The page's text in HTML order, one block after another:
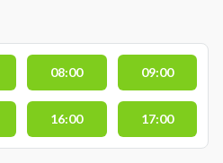
08:00 09:00
16:00 17:00